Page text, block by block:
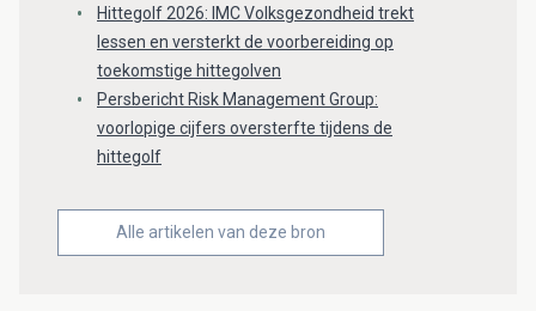
Hittegolf 2026: IMC Volksgezondheid trekt
lessen en versterkt de voorbereiding op
toekomstige hittegolven
Persbericht Risk Management Group:
voorlopige cijfers oversterfte tijdens de
hittegolf
Alle artikelen van deze bron